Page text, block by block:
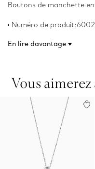
Boutons de manchette
détenus par Elsa
Numéro de
En lire davantage
Vous aimerez